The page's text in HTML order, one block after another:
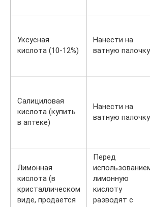
Уксусная
кислота (10-12%)
Нанести на
ватную палочку.
Салициловая
кислота (купить
в аптеке)
Нанести на
ватную палочку.
Лимонная
кислота (в
кристаллическом
виде, продается
Перед
лимонную
кислоту
разводят с